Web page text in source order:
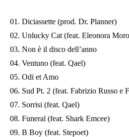
01. Diciassette (prod. Dr. Planner)
02. Unlucky Cat (feat. Eleonora
03. Non è il disco dell’anno
04. Ventuno (feat. Qael)
05. Odi et Amo
06. Sud Pt. 2 (feat. Fabrizio Russo e
07. Sorrisi (feat. Qael)
08. Funeral (feat. Shark Emcee)
09. B Boy (feat. Stepoet)